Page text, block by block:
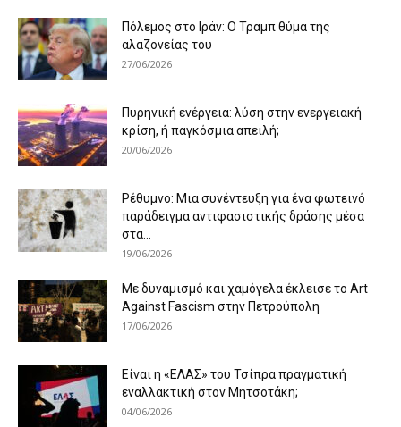
Πόλεμος στο Ιράν: Ο Τραμπ θύμα της
αλαζονείας του
27/06/2026
Πυρηνική ενέργεια: λύση στην ενεργειακή
κρίση, ή παγκόσμια απειλή;
20/06/2026
Ρέθυμνο: Μια συνέντευξη για ένα φωτεινό
παράδειγμα αντιφασιστικής δράσης μέσα
στα...
19/06/2026
Με δυναμισμό και χαμόγελα έκλεισε το Art
Against Fascism στην Πετρούπολη
17/06/2026
Είναι η «ΕΛΑΣ» του Τσίπρα πραγματική
εναλλακτική στον Μητσοτάκη;
04/06/2026